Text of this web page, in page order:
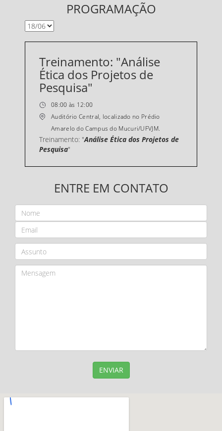
PROGRAMAÇÃO
Treinamento: "Análise
Ética dos Projetos de
Pesquisa"
08:00 às 12:00
Auditório Central, localizado no Prédio
Amarelo do Campus do Mucuri/UFVJM.
Treinamento: "Análise Ética dos Projetos de
Pesquisa"
ENTRE EM CONTATO
ENVIAR